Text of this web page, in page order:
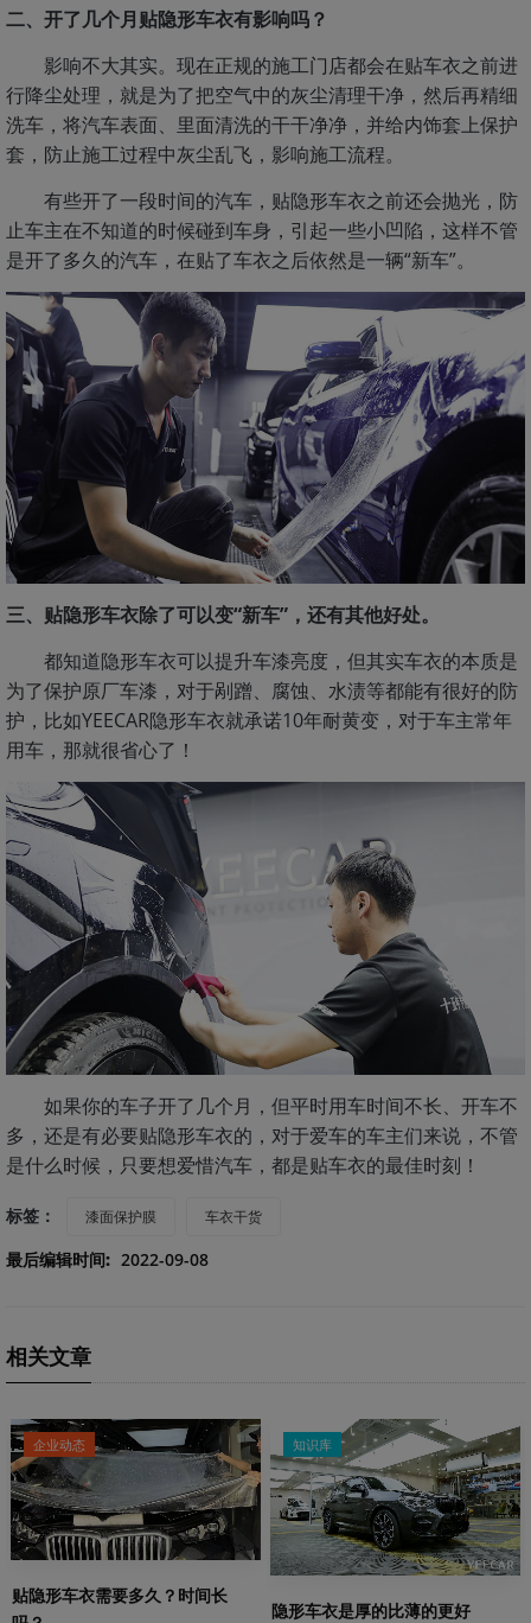
二、开了几个月贴隐形车衣有影响吗？
影响不大其实。现在正规的施工门店都会在贴车衣之前进
行降尘处理，就是为了把空气中的灰尘清理干净，然后再精细
洗车，将汽车表面、里面清洗的干干净净，并给内饰套上保护
套，防止施工过程中灰尘乱飞，影响施工流程。
有些开了一段时间的汽车，贴隐形车衣之前还会抛光，防
止车主在不知道的时候碰到车身，引起一些小凹陷，这样不管
是开了多久的汽车，在贴了车衣之后依然是一辆“新车”。
三、贴隐形车衣除了可以变“新车”，还有其他好处。
都知道隐形车衣可以提升车漆亮度，但其实车衣的本质是
为了保护原厂车漆，对于剐蹭、腐蚀、水渍等都能有很好的防
护，比如YEECAR隐形车衣就承诺10年耐黄变，对于车主常年
用车，那就很省心了！
如果你的车子开了几个月，但平时用车时间不长、开车不
多，还是有必要贴隐形车衣的，对于爱车的车主们来说，不管
是什么时候，只要想爱惜汽车，都是贴车衣的最佳时刻！
标签： 漆面保护膜 车衣干货
最后编辑时间: 2022-09-08
相关文章
企业动态
贴隐形车衣需要多久？时间长
知识库
隐形车衣是厚的比薄的更好